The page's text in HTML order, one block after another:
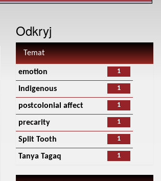
Odkryj
Temat
1
emotion
1
Indigenous
1
postcolonial affect
1
precarity
1
Split Tooth
1
Tanya Tagaq